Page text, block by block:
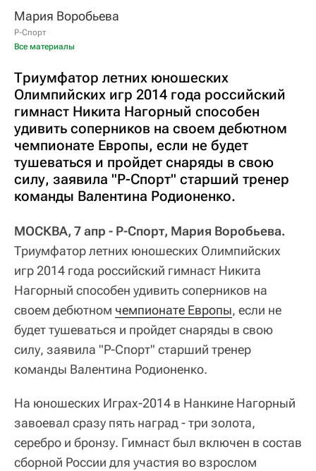
Мария Воробьева
Р-Спорт
Все материалы
Триумфатор летних юношеских
Олимпийских игр 2014 года российский
гимнаст Никита Нагорный способен
удивить соперников на своем дебютном
чемпионате Европы, если не будет
тушеваться и пройдет снаряды в свою
силу, заявила "Р-Спорт" старший тренер
команды Валентина Родионенко.
МОСКВА, 7 апр - Р-Спорт, Мария Воробьева.
Триумфатор летних юношеских Олимпийских
игр 2014 года российский гимнаст Никита
Нагорный способен удивить соперников на
своем дебютном чемпионате Европы, если не
будет тушеваться и пройдет снаряды в свою
силу, заявила "Р-Спорт" старший тренер
команды Валентина Родионенко.
На юношеских Играх-2014 в Нанкине Нагорный
завоевал сразу пять наград - три золота,
серебро и бронзу. Гимнаст был включен в состав
сборной России для участия во взрослом